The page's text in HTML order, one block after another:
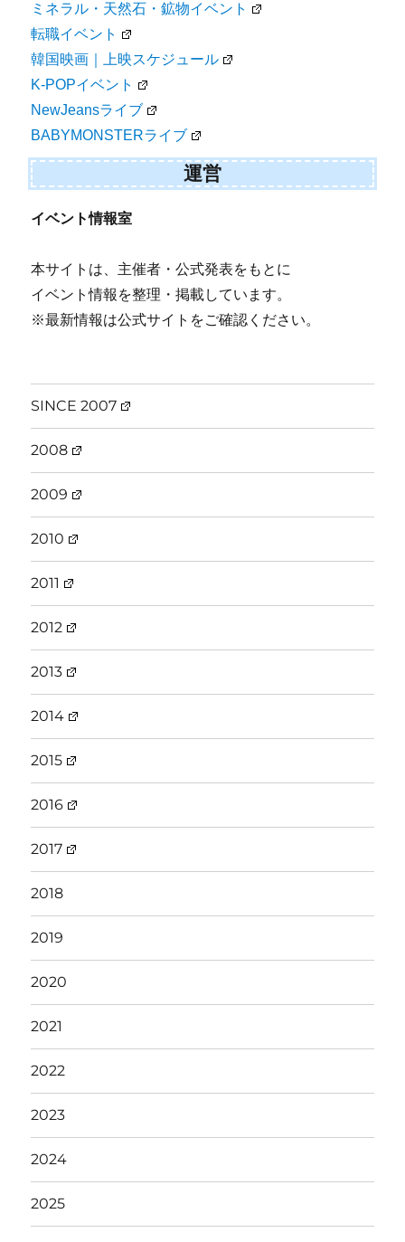
ミネラル・天然石・鉱物イベント
転職イベント
韓国映画｜上映スケジュール
K-POPイベント
NewJeansライブ
BABYMONSTERライブ
運営
イベント情報室
本サイトは、主催者・公式発表をもとに
イベント情報を整理・掲載しています。
※最新情報は公式サイトをご確認ください。
SINCE 2007
2008
2009
2010
2011
2012
2013
2014
2015
2016
2017
2018
2019
2020
2021
2022
2023
2024
2025